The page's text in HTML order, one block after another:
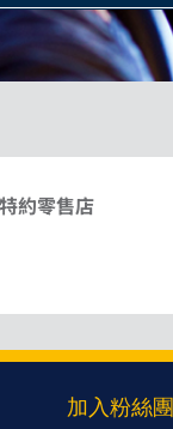
特約零售店
加入粉絲團